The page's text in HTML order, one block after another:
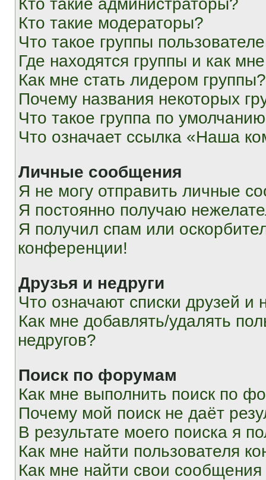
Кто такие администраторы?
Кто такие модераторы?
Что такое группы
Где находятся группы и как
Как мне стать лидером группы?
Почему названия некоторых
Что такое группа по
Что означает ссылка «Наша
Личные сообщения
Я не могу отправить личные
Я постоянно получаю
Я получил спам или
конференции!
Друзья и недруги
Что означают списки друзей и
Как мне добавлять/удалять
недругов?
Поиск по форумам
Как мне выполнить поиск по
Почему мой поиск не даёт
В результате моего поиска я
Как мне найти пользователя
Как мне найти свои